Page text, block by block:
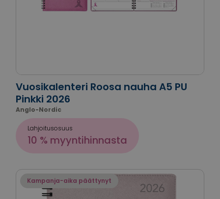
Vuosikalenteri Roosa nauha A5 PU
Pinkki 2026
Anglo-Nordic
Lahjoitusosuus
10 % myyntihinnasta
Kampanja-aika päättynyt